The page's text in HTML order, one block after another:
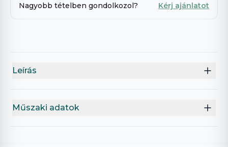
Nagyobb tételben gondolkozol? Kérj ajánlatot
Leírás
Műszaki adatok